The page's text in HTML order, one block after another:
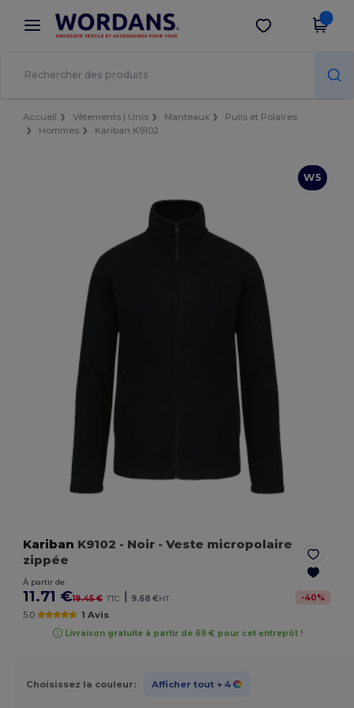
× Appli Wordans
Meilleurs prix sur l’app !
Obtenir l'appli
Accueil Vêtements | Unis Manteaux
Pulls et Polaires
Hommes
Kariban K9102
W5
Kariban K9102 - Noir - Veste micropolaire
zippée
À partir de
11.71 €19.45 € TTC | 9.68 €HT -40%
5.0 1 Avis
Livraison gratuite à partir de 69 € pour cet entrepôt !
Choisissez la couleur: Afficher tout + 4